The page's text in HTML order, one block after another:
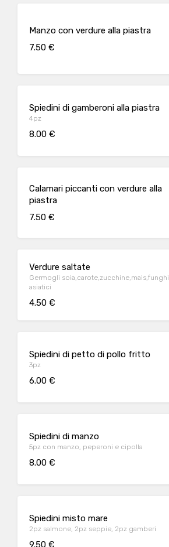
Manzo con verdure alla piastra
7.50 €
Spiedini di gamberoni alla piastra
4pz
8.00 €
Calamari piccanti con verdure alla
piastra
7.50 €
Verdure saltate
Germogli soia,carote,zucchine,mais,funghi
asiatici
4.50 €
Spiedini di petto di pollo fritto
3pz
6.00 €
Spiedini di manzo
5pz con manzo, peperoni e cipolla
8.00 €
Spiedini misto mare
2pz salmone, 2pz seppie, 2pz gamberi
9.50 €